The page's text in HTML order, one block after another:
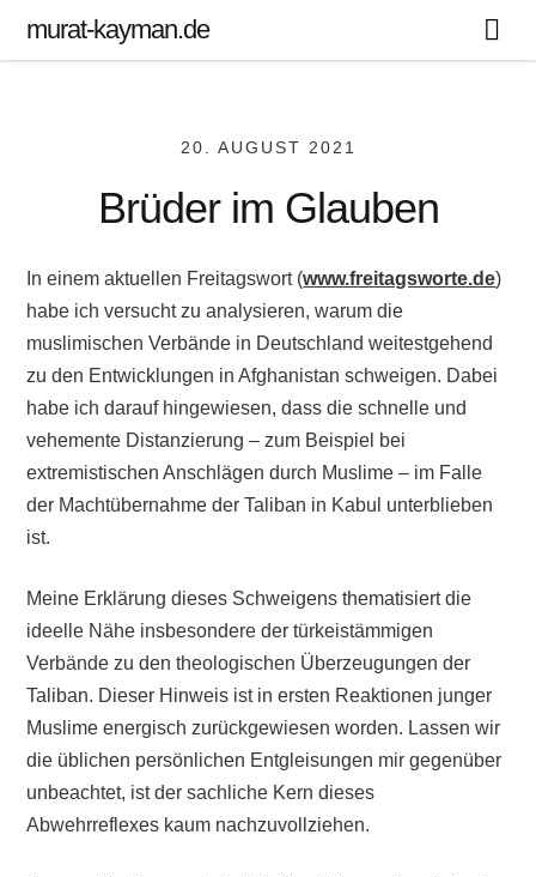
murat-kayman.de
20. AUGUST 2021
Brüder im Glauben
In einem aktuellen Freitagswort (www.freitagsworte.de)
habe ich versucht zu analysieren, warum die
muslimischen Verbände in Deutschland weitestgehend
zu den Entwicklungen in Afghanistan schweigen. Dabei
habe ich darauf hingewiesen, dass die schnelle und
vehemente Distanzierung – zum Beispiel bei
extremistischen Anschlägen durch Muslime – im Falle
der Machtübernahme der Taliban in Kabul unterblieben
ist.
Meine Erklärung dieses Schweigens thematisiert die
ideelle Nähe insbesondere der türkeistämmigen
Verbände zu den theologischen Überzeugungen der
Taliban. Dieser Hinweis ist in ersten Reaktionen junger
Muslime energisch zurückgewiesen worden. Lassen wir
die üblichen persönlichen Entgleisungen mir gegenüber
unbeachtet, ist der sachliche Kern dieses
Abwehrreflexes kaum nachzuvollziehen.